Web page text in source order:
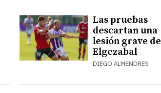
Las pruebas
descartan una
lesión grave de
Elgezabal
DIEGO ALMENDRES